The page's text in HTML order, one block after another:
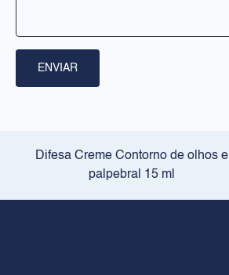
ENVIAR
Difesa Creme Contorno de olhos e
palpebral 15 ml
JURÍDICO
Política de privacidade